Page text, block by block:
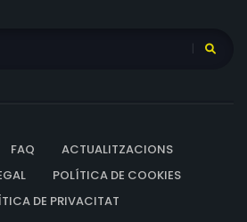
FAQ
ACTUALITZACIONS
POLÍTICA DE COOKIES
DE PRIVACITAT